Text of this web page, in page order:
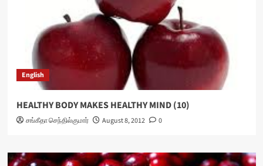
English
HEALTHY BODY MAKES HEALTHY MIND (10)
சங்கீதா செந்தில்குமார் August 8, 2012 0